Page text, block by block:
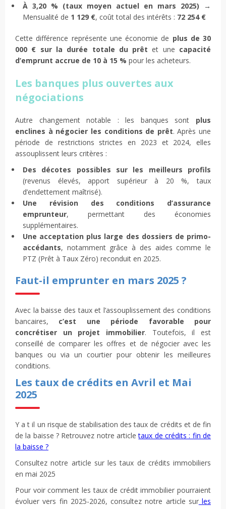
À 3,20 % (taux moyen actuel en mars 2025) →
Mensualité de 1 129 €, coût total des intérêts : 72 254 €
Cette différence représente une économie de plus de 30
000 € sur la durée totale du prêt et une capacité
d’emprunt accrue de 10 à 15 % pour les acheteurs.
Les banques plus ouvertes aux
négociations
Autre changement notable : les banques sont plus
enclines à négocier les conditions de prêt. Après une
période de restrictions strictes en 2023 et 2024, elles
assouplissent leurs critères :
Des décotes possibles sur les meilleurs profils
(revenus élevés, apport supérieur à 20 %, taux
d’endettement maîtrisé).
Une révision des conditions d’assurance
emprunteur, permettant des économies
supplémentaires.
Une acceptation plus large des dossiers de primo-
accédants, notamment grâce à des aides comme le
PTZ (Prêt à Taux Zéro) reconduit en 2025.
Faut-il emprunter en mars 2025 ?
Avec la baisse des taux et l’assouplissement des conditions
bancaires, c’est une période favorable pour
concrétiser un projet immobilier. Toutefois, il est
conseillé de comparer les offres et de négocier avec les
banques ou via un courtier pour obtenir les meilleures
conditions.
Les taux de crédits en Avril et Mai
2025
Y a t il un risque de stabilisation des taux de crédits et de fin
de la baisse ? Retrouvez notre articletaux de crédits : fin de
la baisse ?
Consultez notre article sur les taux de crédits immobiliers
en mai 2025
Pour voir comment les taux de crédit immobilier pourraient
évoluer vers fin 2025-2026, consultez notre article surles